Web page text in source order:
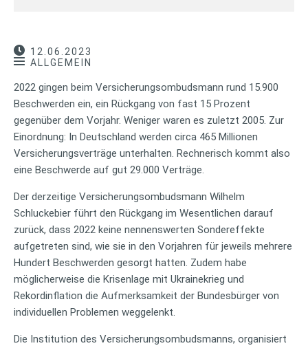
12.06.2023
ALLGEMEIN
2022 gingen beim Versicherungsombudsmann rund 15.900
Beschwerden ein, ein Rückgang von fast 15 Prozent
gegenüber dem Vorjahr. Weniger waren es zuletzt 2005. Zur
Einordnung: In Deutschland werden circa 465 Millionen
Versicherungsverträge unterhalten. Rechnerisch kommt also
eine Beschwerde auf gut 29.000 Verträge.
Der derzeitige Versicherungsombudsmann Wilhelm
Schluckebier führt den Rückgang im Wesentlichen darauf
zurück, dass 2022 keine nennenswerten Sondereffekte
aufgetreten sind, wie sie in den Vorjahren für jeweils mehrere
Hundert Beschwerden gesorgt hatten. Zudem habe
möglicherweise die Krisenlage mit Ukrainekrieg und
Rekordinflation die Aufmerksamkeit der Bundesbürger von
individuellen Problemen weggelenkt.
Die Institution des Versicherungsombudsmanns, organisiert